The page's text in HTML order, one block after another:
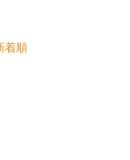
着順